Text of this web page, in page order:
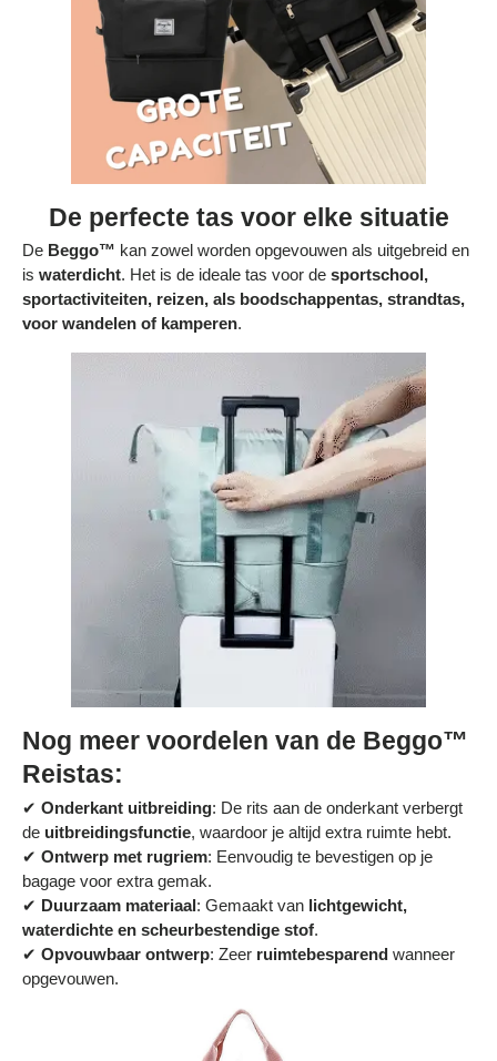
De perfecte tas voor elke situatie
De Beggo™ kan zowel worden opgevouwen als uitgebreid en
is waterdicht. Het is de ideale tas voor de sportschool,
sportactiviteiten, reizen, als boodschappentas, strandtas,
voor wandelen of kamperen.
Nog meer voordelen van de Beggo™
Reistas:
✔ Onderkant uitbreiding: De rits aan de onderkant verbergt
de uitbreidingsfunctie, waardoor je altijd extra ruimte hebt.
✔ Ontwerp met rugriem: Eenvoudig te bevestigen op je
bagage voor extra gemak.
✔ Duurzaam materiaal: Gemaakt van lichtgewicht,
waterdichte en scheurbestendige stof.
✔ Opvouwbaar ontwerp: Zeer ruimtebesparend wanneer
opgevouwen.